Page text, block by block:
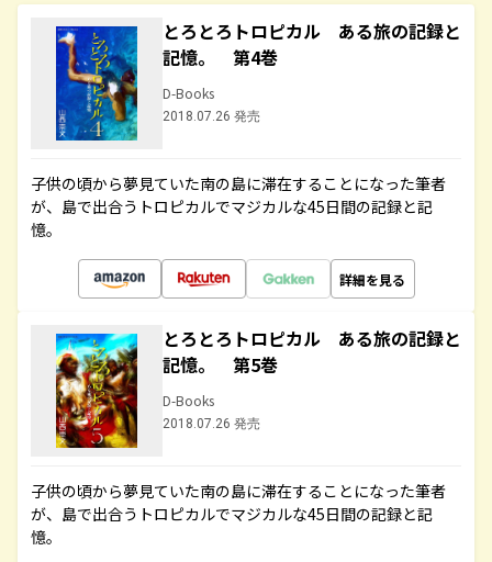
とろとろトロピカル ある旅の記録と
記憶。 第4巻
D-Books
2018.07.26 発売
子供の頃から夢見ていた南の島に滞在することになった筆者
が、島で出合うトロピカルでマジカルな45日間の記録と記
憶。
詳細を見る
とろとろトロピカル ある旅の記録と
記憶。 第5巻
D-Books
2018.07.26 発売
子供の頃から夢見ていた南の島に滞在することになった筆者
が、島で出合うトロピカルでマジカルな45日間の記録と記
憶。